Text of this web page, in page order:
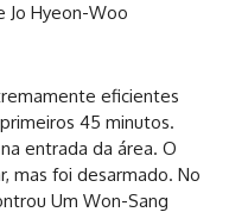
Jo Hyeon-Woo
eficientes
45 minutos.
entrada da área. O
mas foi desarmado. No
Um Won-Sang